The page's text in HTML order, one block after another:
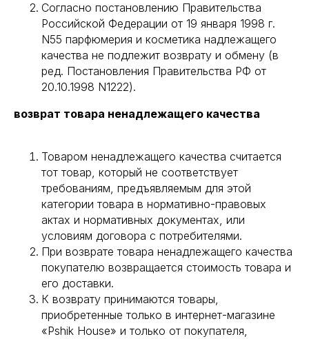
Согласно постановлению Правительства
Российской Федерации от 19 января 1998 г.
N55 парфюмерия и косметика надлежащего
качества не подлежит возврату и обмену (в
ред. Постановления Правительства РФ от
20.10.1998 N1222).
возврат товара ненадлежащего качества
Товаром ненадлежащего качества считается
тот товар, который не соответствует
требованиям, предъявляемым для этой
категории товара в нормативно-правовых
актах и нормативных документах, или
условиям договора с потребителями.
При возврате товара ненадлежащего качества
покупателю возвращается стоимость товара и
его доставки.
К возврату принимаются товары,
приобретенные только в интернет-магазине
«Pshik House» и только от покупателя,